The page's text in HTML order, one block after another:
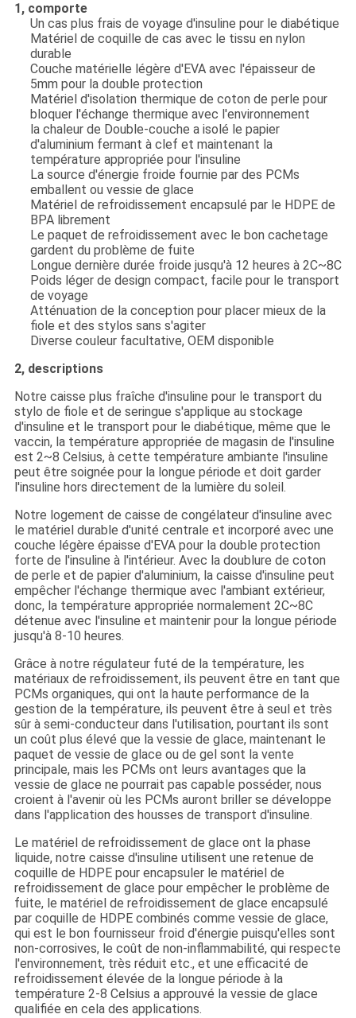
1, comporte
Un cas plus frais de voyage d'insuline pour le diabétique
Matériel de coquille de cas avec le tissu en nylon
durable
Couche matérielle légère d'EVA avec l'épaisseur de
5mm pour la double protection
Matériel d'isolation thermique de coton de perle pour
bloquer l'échange thermique avec l'environnement
la chaleur de Double-couche a isolé le papier
d'aluminium fermant à clef et maintenant la
température appropriée pour l'insuline
La source d'énergie froide fournie par des PCMs
emballent ou vessie de glace
Matériel de refroidissement encapsulé par le HDPE de
BPA librement
Le paquet de refroidissement avec le bon cachetage
gardent du problème de fuite
Longue dernière durée froide jusqu'à 12 heures à 2C~8C
Poids léger de design compact, facile pour le transport
de voyage
Atténuation de la conception pour placer mieux de la
fiole et des stylos sans s'agiter
Diverse couleur facultative, OEM disponible
2, descriptions
Notre caisse plus fraîche d'insuline pour le transport du
stylo de fiole et de seringue s'applique au stockage
d'insuline et le transport pour le diabétique, même que le
vaccin, la température appropriée de magasin de l'insuline
est 2~8 Celsius, à cette température ambiante l'insuline
peut être soignée pour la longue période et doit garder
l'insuline hors directement de la lumière du soleil.
Notre logement de caisse de congélateur d'insuline avec
le matériel durable d'unité centrale et incorporé avec une
couche légère épaisse d'EVA pour la double protection
forte de l'insuline à l'intérieur. Avec la doublure de coton
de perle et de papier d'aluminium, la caisse d'insuline peut
empêcher l'échange thermique avec l'ambiant extérieur,
donc, la température appropriée normalement 2C~8C
détenue avec l'insuline et maintenir pour la longue période
jusqu'à 8-10 heures.
Grâce à notre régulateur futé de la température, les
matériaux de refroidissement, ils peuvent être en tant que
PCMs organiques, qui ont la haute performance de la
gestion de la température, ils peuvent être à seul et très
sûr à semi-conducteur dans l'utilisation, pourtant ils sont
un coût plus élevé que la vessie de glace, maintenant le
paquet de vessie de glace ou de gel sont la vente
principale, mais les PCMs ont leurs avantages que la
vessie de glace ne pourrait pas capable posséder, nous
croient à l'avenir où les PCMs auront briller se développe
dans l'application des housses de transport d'insuline.
Le matériel de refroidissement de glace ont la phase
liquide, notre caisse d'insuline utilisent une retenue de
coquille de HDPE pour encapsuler le matériel de
refroidissement de glace pour empêcher le problème de
fuite, le matériel de refroidissement de glace encapsulé
par coquille de HDPE combinés comme vessie de glace,
qui est le bon fournisseur froid d'énergie puisqu'elles sont
non-corrosives, le coût de non-inflammabilité, qui respecte
l'environnement, très réduit etc., et une efficacité de
refroidissement élevée de la longue période à la
température 2-8 Celsius a approuvé la vessie de glace
qualifiée en cela des applications.